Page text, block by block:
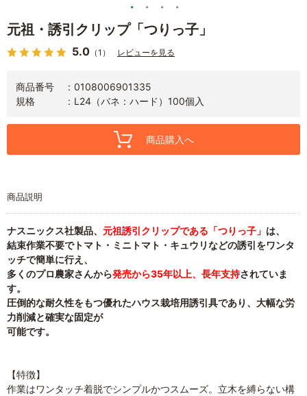
元祖・誘引クリップ「つりっ子」
5.0 （1） レビューを見る
商品番号
0108006901335
規格
L24（バネ：ハード）100個入
商品購入へ
商品説明
ナスニックス社製品、 元祖誘引クリップである「つりっ子」 は、
結束作業不要でトマト・ミニトマト・キュウリなどの誘引をワンタ
ッチで簡単に行え、
多くのプロ農家さんから発売から35年以上、長年支持されていま
す。
圧倒的な耐久性をもつ優れたハウス栽培用誘引具であり、大幅な労
力削減と確実な固定が
可能です。
【特徴】
作業はワンタッチ着脱でシンプルかつスムーズ。立木を縛らない構